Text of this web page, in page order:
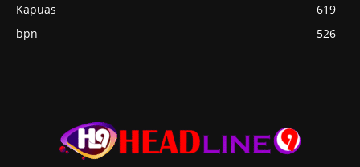
Kapuas
619
bpn
526